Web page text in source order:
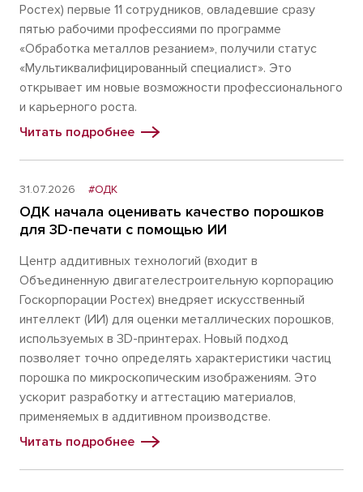
Ростех) первые 11 сотрудников, овладевшие сразу
пятью рабочими профессиями по программе
«Обработка металлов резанием», получили статус
«Мультиквалифицированный специалист». Это
открывает им новые возможности профессионального
и карьерного роста.
Читать подробнее
31.07.2026 #ОДК
ОДК начала оценивать качество порошков
для 3D-печати с помощью ИИ
Центр аддитивных технологий (входит в
Объединенную двигателестроительную корпорацию
Госкорпорации Ростех) внедряет искусственный
интеллект (ИИ) для оценки металлических порошков,
используемых в 3D-принтерах. Новый подход
позволяет точно определять характеристики частиц
порошка по микроскопическим изображениям. Это
ускорит разработку и аттестацию материалов,
применяемых в аддитивном производстве.
Читать подробнее